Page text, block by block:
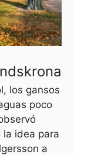
los gansos
poco
la idea para
a